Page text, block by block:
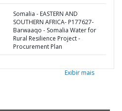
Somalia - EASTERN AND
SOUTHERN AFRICA- P177627-
Barwaaqo - Somalia Water for
Rural Resilience Project -
Procurement Plan
Exibir mais